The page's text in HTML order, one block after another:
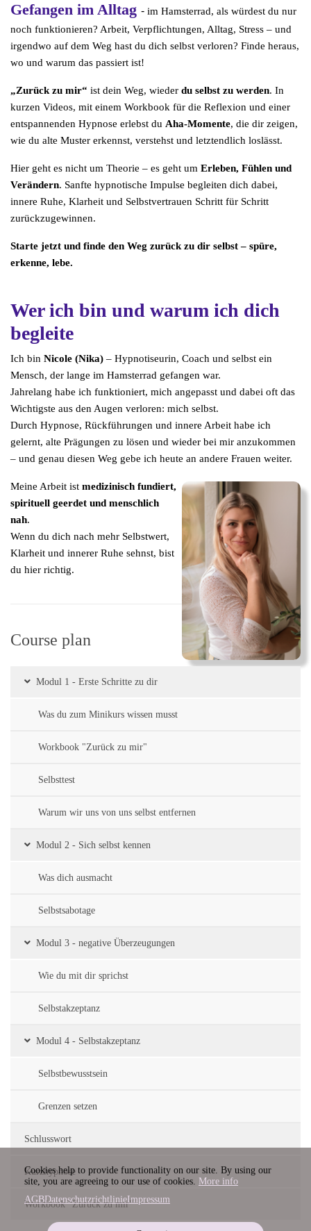
Gefangen im Alltag - im Hamsterrad, als würdest du nur
noch funktionieren? Arbeit, Verpflichtungen, Alltag, Stress – und
irgendwo auf dem Weg hast du dich selbst verloren? Finde heraus,
wo und warum das passiert ist!
„Zurück zu mir“ ist dein Weg, wieder du selbst zu werden. In
kurzen Videos, mit einem Workbook für die Reflexion und einer
entspannenden Hypnose erlebst du Aha-Momente, die dir zeigen,
wie du alte Muster erkennst, verstehst und letztendlich loslässt.
Hier geht es nicht um Theorie – es geht um Erleben, Fühlen und
Verändern. Sanfte hypnotische Impulse begleiten dich dabei,
innere Ruhe, Klarheit und Selbstvertrauen Schritt für Schritt
zurückzugewinnen.
Starte jetzt und finde den Weg zurück zu dir selbst – spüre,
erkenne, lebe.
Wer ich bin und warum ich dich
begleite
Ich bin Nicole (Nika) – Hypnotiseurin, Coach und selbst ein
Mensch, der lange im Hamsterrad gefangen war.
Jahrelang habe ich funktioniert, mich angepasst und dabei oft das
Wichtigste aus den Augen verloren: mich selbst.
Durch Hypnose, Rückführungen und innere Arbeit habe ich
gelernt, alte Prägungen zu lösen und wieder bei mir anzukommen
– und genau diesen Weg gebe ich heute an andere Frauen weiter.
Meine Arbeit ist medizinisch fundiert,
spirituell geerdet und menschlich
nah.
Wenn du dich nach mehr Selbstwert,
Klarheit und innerer Ruhe sehnst, bist
du hier richtig.
Course plan
Modul 1 - Erste Schritte zu dir
Was du zum Minikurs wissen musst
Workbook "Zurück zu mir"
Selbsttest
Warum wir uns von uns selbst entfernen
Modul 2 - Sich selbst kennen
Was dich ausmacht
Selbstsabotage
Modul 3 - negative Überzeugungen
Wie du mit dir sprichst
Selbstakzeptanz
Modul 4 - Selbstakzeptanz
Selbstbewusstsein
Grenzen setzen
Schlusswort
Kurzhypnose
Workbook "Zurück zu mir"
Cookies help to provide functionality on our site. By using our
site, you are agreeing to our use of cookies. More info
AGBDatenschutzrichtlinieImpressum